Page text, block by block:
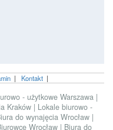
| Kontakt|
- użytkowe Warszawa |
Kraków | Lokale biurowo -
do wynajęcia Wrocław |
Wrocław | Biura do